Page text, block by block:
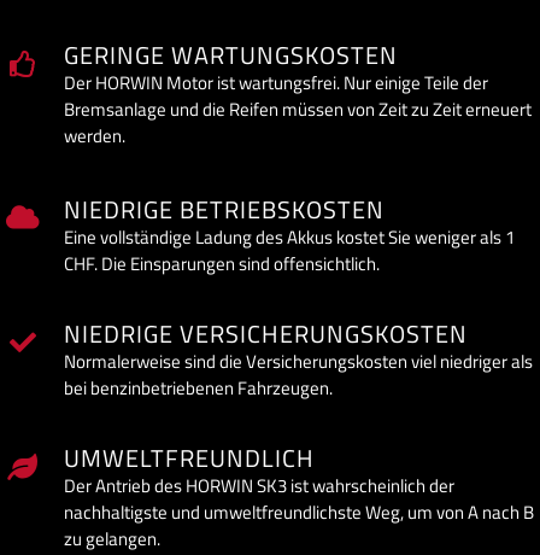
GERINGE WARTUNGSKOSTEN
Der HORWIN Motor ist wartungsfrei. Nur einige Teile der
Bremsanlage und die Reifen müssen von Zeit zu Zeit erneuert
werden.
NIEDRIGE BETRIEBSKOSTEN
Eine vollständige Ladung des Akkus kostet Sie weniger als 1
CHF. Die Einsparungen sind offensichtlich.
NIEDRIGEVERSICHERUNGSKOSTEN
Normalerweise sind die Versicherungskosten viel niedriger als
bei benzinbetriebenen Fahrzeugen.
UMWELTFREUNDLICH
Der Antrieb des HORWIN SK3 ist wahrscheinlich der
nachhaltigste und umweltfreundlichste Weg, um von A nach B
zu gelangen.